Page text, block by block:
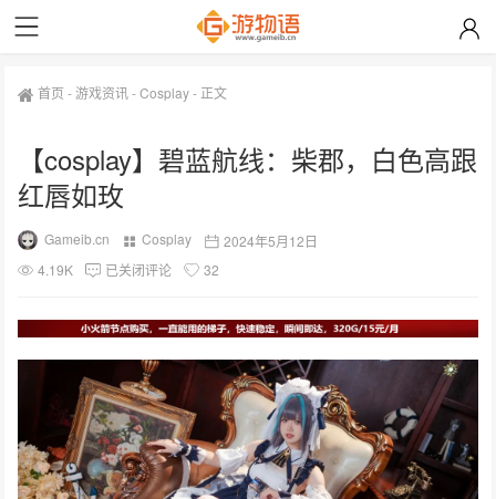
首页 -游戏资讯-Cosplay- 正文
【cosplay】碧蓝航线：柴郡，白色高跟
红唇如玫
Gameib.cn Cosplay
2024年5月12日
4.19K
已关闭评论 32